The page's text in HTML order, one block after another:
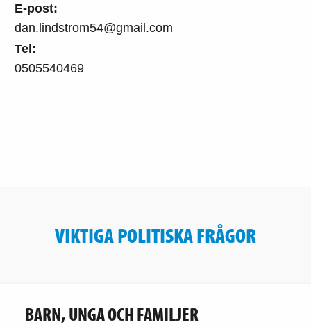
E-post:
dan.lindstrom54@gmail.com
Tel:
0505540469
VIKTIGA POLITISKA FRÅGOR
BARN, UNGA OCH FAMILJER